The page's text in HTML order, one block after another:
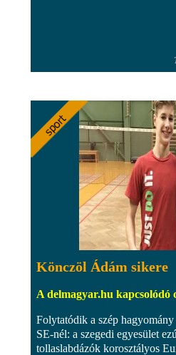
Könczöl Ádám sikere
A delmagyar.hu kapcsolódó
Folytatódik a szép
SE-nél: a szegedi egyesület
tollaslabdázók korosztályos